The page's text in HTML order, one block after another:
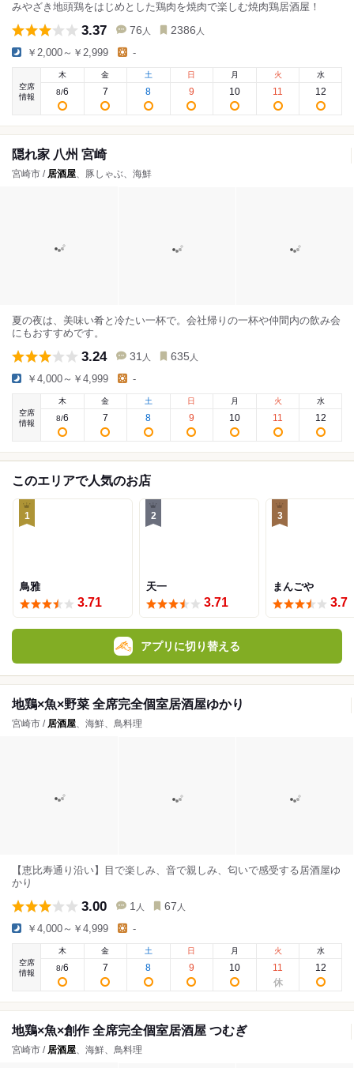
みやざき地頭鶏をはじめとした鶏肉を焼肉で楽しむ焼肉鶏居酒屋！
3.37 76 人 2386 人
￥2,000～￥2,999 -
空席
情報
木
8/6
金
7
土
8
日
9
月
10
火
11
水
12
隠れ家 八州 宮崎
宮崎市 / 居酒屋、豚しゃぶ、海鮮
夏の夜は、美味い肴と冷たい一杯で。会社帰りの一杯や仲間内の飲み会
にもおすすめです。
3.24 31 人 635 人
￥4,000～￥4,999 -
空席
情報
木
8/6
金
7
土
8
日
9
月
10
火
11
水
12
このエリアで人気のお店
1
鳥雅
3.71
2
天一
3.71
3
まんごや
3.7
アプリに切り替える
地鶏×魚×野菜 全席完全個室居酒屋ゆかり
宮崎市 / 居酒屋、海鮮、鳥料理
【恵比寿通り沿い】目で楽しみ、音で親しみ、匂いで感受する居酒屋ゆ
かり
3.00 1 人 67 人
￥4,000～￥4,999 -
空席
情報
木
8/6
金
7
土
8
日
9
月
10
火
11
水
12
地鶏×魚×創作 全席完全個室居酒屋 つむぎ
宮崎市 / 居酒屋、海鮮、鳥料理